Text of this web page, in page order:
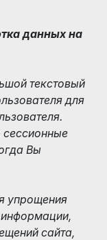
данных на
текстовый
для
сессионные
Вы
упрощения
информации,
сайта,